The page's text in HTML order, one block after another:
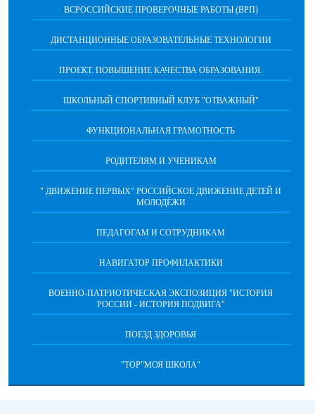
ВСРОССИЙСКИЕ ПРОВЕРОЧНЫЕ РАБОТЫ (ВРП)
ДИСТАНЦИОННЫЕ ОБРАЗОВАТЕЛЬНЫЕ ТЕХНОЛОГИИ
ПРОЕКТ. ПОВЫШЕНИЕ КАЧЕСТВА ОБРАЗОВАНИЯ.
ШКОЛЬНЫЙ СПОРТИВНЫЙ КЛУБ "ОТВАЖНЫЙ"
ФУНКЦИОНАЛЬНАЯ ГРАМОТНОСТЬ
РОДИТЕЛЯМ И УЧЕНИКАМ
" ДВИЖЕНИЕ ПЕРВЫХ" РОССИЙСКОЕ ДВИЖЕНИЕ ДЕТЕЙ И
МОЛОДЁЖИ
ПЕДАГОГАМ И СОТРУДНИКАМ
НАВИГАТОР ПРОФИЛАКТИКИ
ВОЕННО-ПАТРИОТИЧЕСКАЯ ЭКСПОЗИЦИЯ "ИСТОРИЯ
РОССИИ - ИСТОРИЯ ПОДВИГА"
ПОЕЗД ЗДОРОВЬЯ
"ТОР"МОЯ ШКОЛА"